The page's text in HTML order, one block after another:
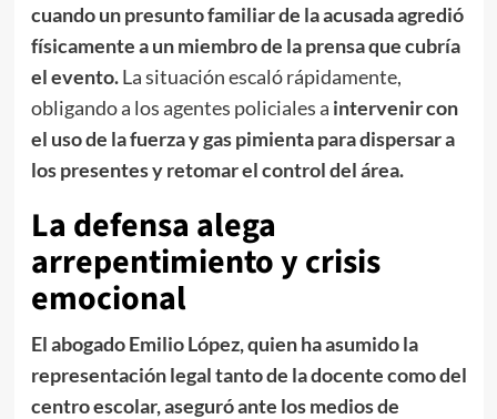
cuando un presunto familiar de la acusada agredió
físicamente a un miembro de la prensa que cubría
el evento.La situación escaló rápidamente,
obligando a los agentes policiales a intervenir con
el uso de la fuerza y gas pimienta para dispersar a
los presentes y retomar el control del área.
La defensa alega
arrepentimiento y crisis
emocional
El abogado Emilio López, quien ha asumido la
representación legal tanto de la docente como del
centro escolar, aseguró ante los medios de